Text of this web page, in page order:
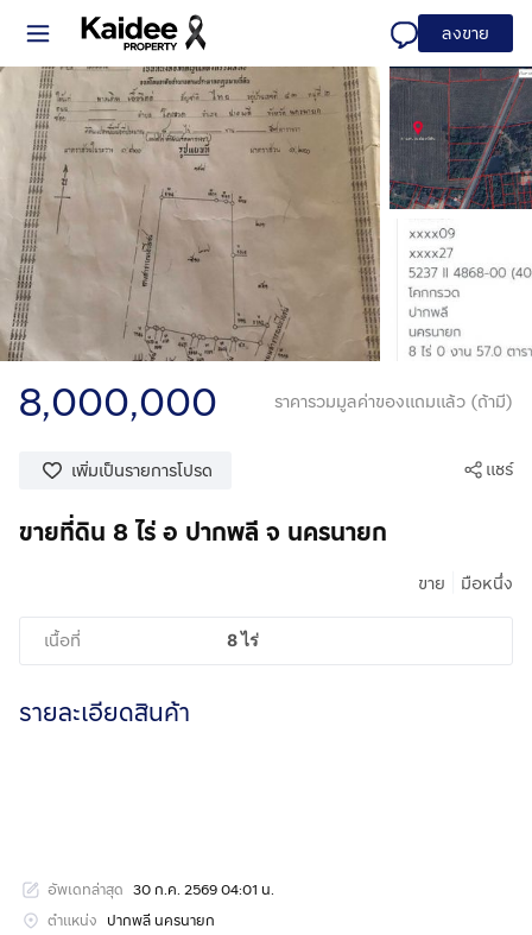
ลงขาย
8,000,000 ราคารวมมูลค่าของแถมแล้ว (ถ้ามี)
เพิ่มเป็นรายการโปรด แชร์
ขายที่ดิน 8 ไร่ อ ปากพลี จ นครนายก
ขาย มือหนึ่ง
เนื้อที่ 8 ไร่
รายละเอียดสินค้า
อัพเดทล่าสุด 30 ก.ค. 2569 04:01 น.
ตำแหน่ง ปากพลี นครนายก